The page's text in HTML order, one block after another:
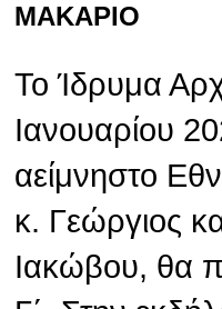
ΜΑΚΑΡΙΟ
Το Ίδρυμα
Ιανουαρίου
αείμνηστο
κ. Γεώργιος
Ιακώβου, θα